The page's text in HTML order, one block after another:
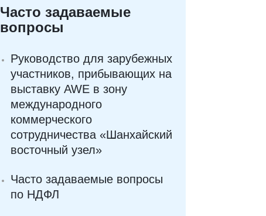
Часто задаваемые
вопросы
Руководство для зарубежных
участников, прибывающих на
выставку AWE в зону
международного
коммерческого
сотрудничества «Шанхайский
восточный узел»
Часто задаваемые вопросы
по НДФЛ